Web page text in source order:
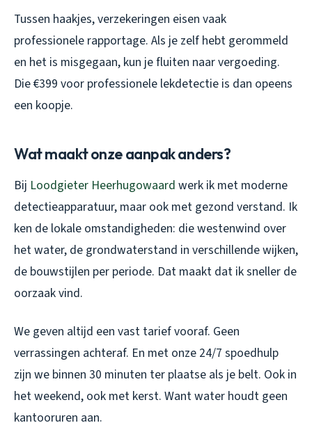
Tussen haakjes, verzekeringen eisen vaak
professionele rapportage. Als je zelf hebt gerommeld
en het is misgegaan, kun je fluiten naar vergoeding.
Die €399 voor professionele lekdetectie is dan opeens
een koopje.
Wat maakt onze aanpak anders?
Bij Loodgieter Heerhugowaard werk ik met moderne
detectieapparatuur, maar ook met gezond verstand. Ik
ken de lokale omstandigheden: die westenwind over
het water, de grondwaterstand in verschillende wijken,
de bouwstijlen per periode. Dat maakt dat ik sneller de
oorzaak vind.
We geven altijd een vast tarief vooraf. Geen
verrassingen achteraf. En met onze 24/7 spoedhulp
zijn we binnen 30 minuten ter plaatse als je belt. Ook in
het weekend, ook met kerst. Want water houdt geen
kantooruren aan.